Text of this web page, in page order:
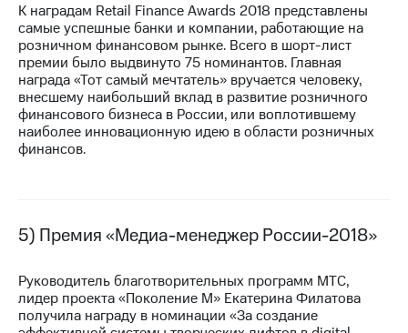
К наградам Retail Finance Awards 2018 представлены
самые успешные банки и компании, работающие на
розничном финансовом рынке. Всего в шорт-лист
премии было выдвинуто 75 номинантов. Главная
награда «Тот самый мечтатель» вручается человеку,
внесшему наибольший вклад в развитие розничного
финансового бизнеса в России, или воплотившему
наиболее инновационную идею в области розничных
финансов.
5) Премия «Медиа-менеджер России-2018»
Руководитель благотворительных программ МТС,
лидер проекта «Поколение М» Екатерина Филатова
получила награду в номинации «За создание